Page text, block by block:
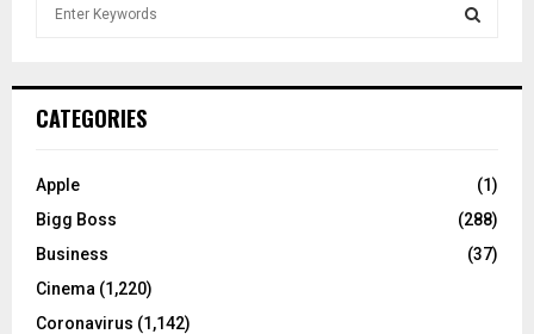
h
o
:
C
CATEGORIES
Apple
(1)
Bigg Boss
(288)
Business
(37)
Cinema (1,220)
Coronavirus (1,142)